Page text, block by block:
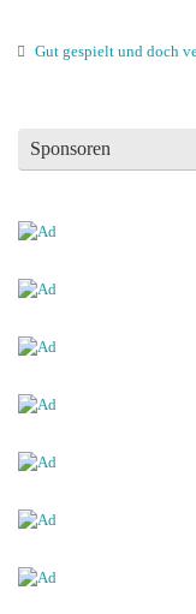
Gut gespielt und doch
Sponsoren